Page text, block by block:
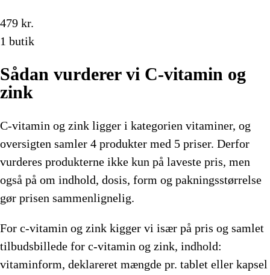
479 kr.
1 butik
Sådan vurderer vi C-vitamin og
zink
C-vitamin og zink ligger i kategorien vitaminer, og
oversigten samler 4 produkter med 5 priser. Derfor
vurderes produkterne ikke kun på laveste pris, men
også på om indhold, dosis, form og pakningsstørrelse
gør prisen sammenlignelig.
For c-vitamin og zink kigger vi især på pris og samlet
tilbudsbillede for c-vitamin og zink, indhold:
vitaminform, deklareret mængde pr. tablet eller kapsel